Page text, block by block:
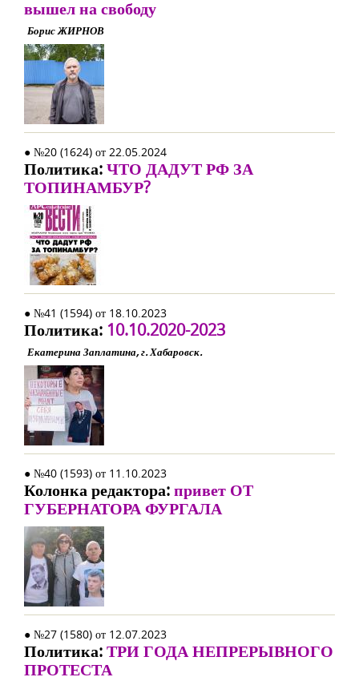
вышел на свободу
Борис ЖИРНОВ
● №20 (1624) от 22.05.2024
Политика:ЧТО ДАДУТ РФ ЗА
ТОПИНАМБУР?
● №41 (1594) от 18.10.2023
Политика: 10.10.2020-2023
Екатерина Заплатина, г. Хабаровск.
● №40 (1593) от 11.10.2023
Колонка редактора:привет ОТ
ГУБЕРНАТОРА ФУРГАЛА
● №27 (1580) от 12.07.2023
Политика:ТРИ ГОДА НЕПРЕРЫВНОГО
ПРОТЕСТА